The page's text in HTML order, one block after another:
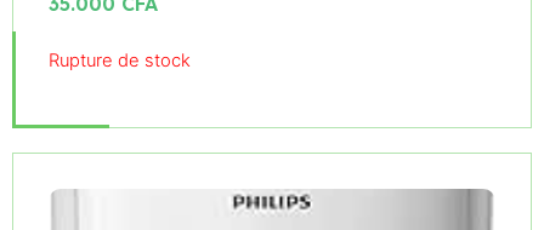
Rupture de stock